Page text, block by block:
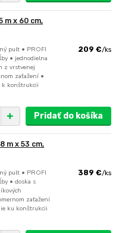
m x 60 cm,
pult • PROFI
• jednodielna
z vrstvenej
zaťažení •
k konštrukcii
209 €/ks
Pridať do košíka
m x 53 cm,
pult • PROFI
• doska s
zaťažení
ku konštrukcii
389 €/ks